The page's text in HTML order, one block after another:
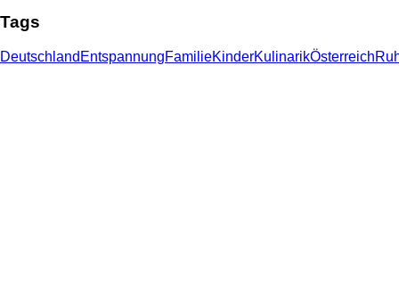
Tags
Deutschland EntspannungFamilieKinderKulinarikÖsterreich